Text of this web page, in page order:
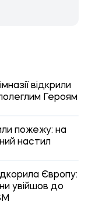
відкрили
Героям
пожежу: на
настил
Європу:
увійшов до